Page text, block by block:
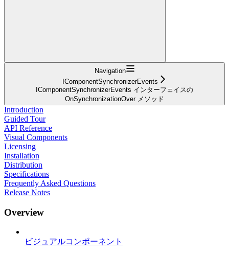
Navigation
IComponentSynchronizerEvents
IComponentSynchronizerEvents インターフェイスの
OnSynchronizationOver メソッド
Introduction
Guided Tour
API Reference
Visual Components
Licensing
Installation
Distribution
Specifications
Frequently Asked Questions
Release Notes
Overview
ビジュアルコンポーネント